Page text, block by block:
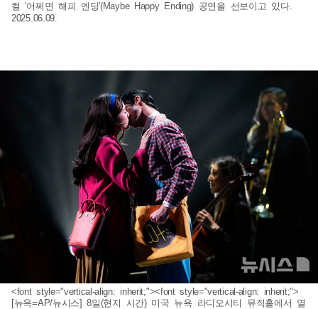
컬 '어쩌면 해피 엔딩'(Maybe Happy Ending) 공연을 선보이고 있다.
2025.06.09.
<font style="vertical-align: inherit;"><font style="vertical-align: inherit;">
[뉴욕=AP/뉴시스] 8일(현지 시간) 미국 뉴욕 라디오시티 뮤직홀에서 열